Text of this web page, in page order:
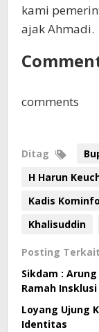
kami
ajak Ahmadi.
comments
Ditag
H Harun
Kadis
Khalisuddin
Posting Terkait
Sikdam :
Ramah
Loyang Ujung
Identitas